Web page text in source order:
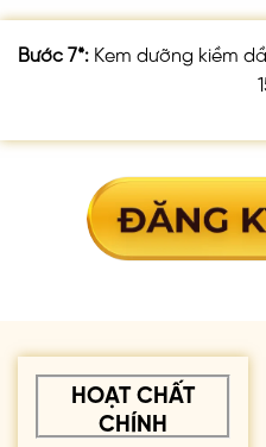
Bước 7*: Kem dưỡng kiềm
HOẠT CHẤT
CHÍNH